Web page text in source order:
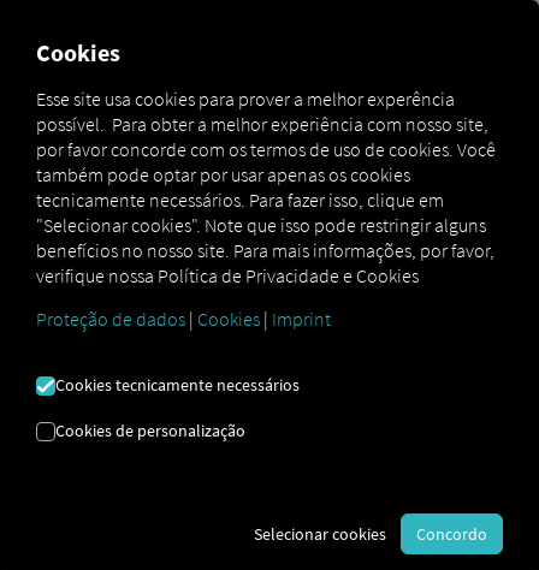
Contratar agora
VOLKS|TOTAL PLUS
O Volks|Total Plus oferece previsibilidade de
gastos com revisões periódicas, manutenções
corretivas ampliadas e foco em aplicações
severas. O cuidado que você precisa para sua
flexíveis de 1 a 5 anos.
Consulte condições exclusivas para sua frota.
Cookies
Esse site usa cookies para prover a melhor experência
possível. Para obter a melhor experiência com nosso site,
por favor concorde com os termos de uso de cookies. Você
também pode optar por usar apenas os cookies
tecnicamente necessários. Para fazer isso, clique em
"Selecionar cookies". Note que isso pode restringir alguns
benefícios no nosso site. Para mais informações, por favor,
verifique nossa Política de Privacidade e Cookies
Proteção de dados | Cookies | Imprint
Cookies tecnicamente necessários
Cookies de personalização
Selecionar cookies Concordo